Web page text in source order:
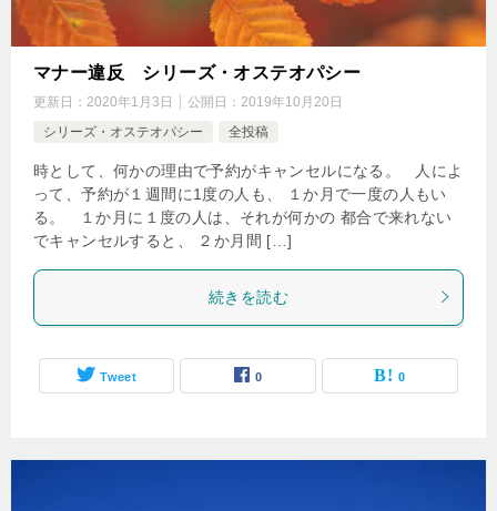
マナー違反 シリーズ・オステオパシー
更新日： 2020年1月3日 公開日： 2019年10月20日
シリーズ・オステオパシー
全投稿
時として、何かの理由で予約がキャンセルになる。 人によ
って、予約が１週間に1度の人も、 １か月で一度の人もい
る。 １か月に１度の人は、それが何かの 都合で来れない
でキャンセルすると、 ２か月間 […]
続きを読む
Tweet 0 0